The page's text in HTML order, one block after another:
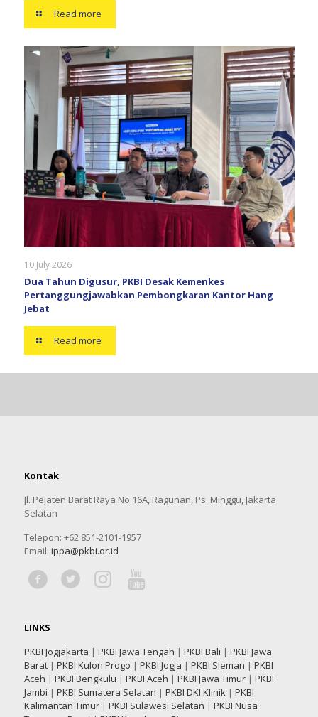
Read more
10 July 2026
Dua Tahun Digusur, PKBI Desak Kemenkes
Pertanggungjawabkan Pembongkaran Kantor Hang
Jebat
Read more
Kontak
Jl. Pejaten Barat Raya No.16A, Ragunan, Ps. Minggu, Jakarta
Selatan
Telepon: +62 851-2101-1957
Email: ippa@pkbi.or.id
LINKS
PKBI Jogjakarta | PKBI Jawa Tengah | PKBI Bali | PKBI Jawa
Barat| PKBI Kulon Progo | PKBI Jogja | PKBI Sleman | PKBI
Aceh | PKBI Bengkulu | PKBI Aceh | PKBI Jawa Timur| PKBI
Jambi | PKBI Sumatera Selatan | PKBI DKI Klinik | PKBI
Kalimantan Timur| PKBI Sulawesi Selatan | PKBI Nusa